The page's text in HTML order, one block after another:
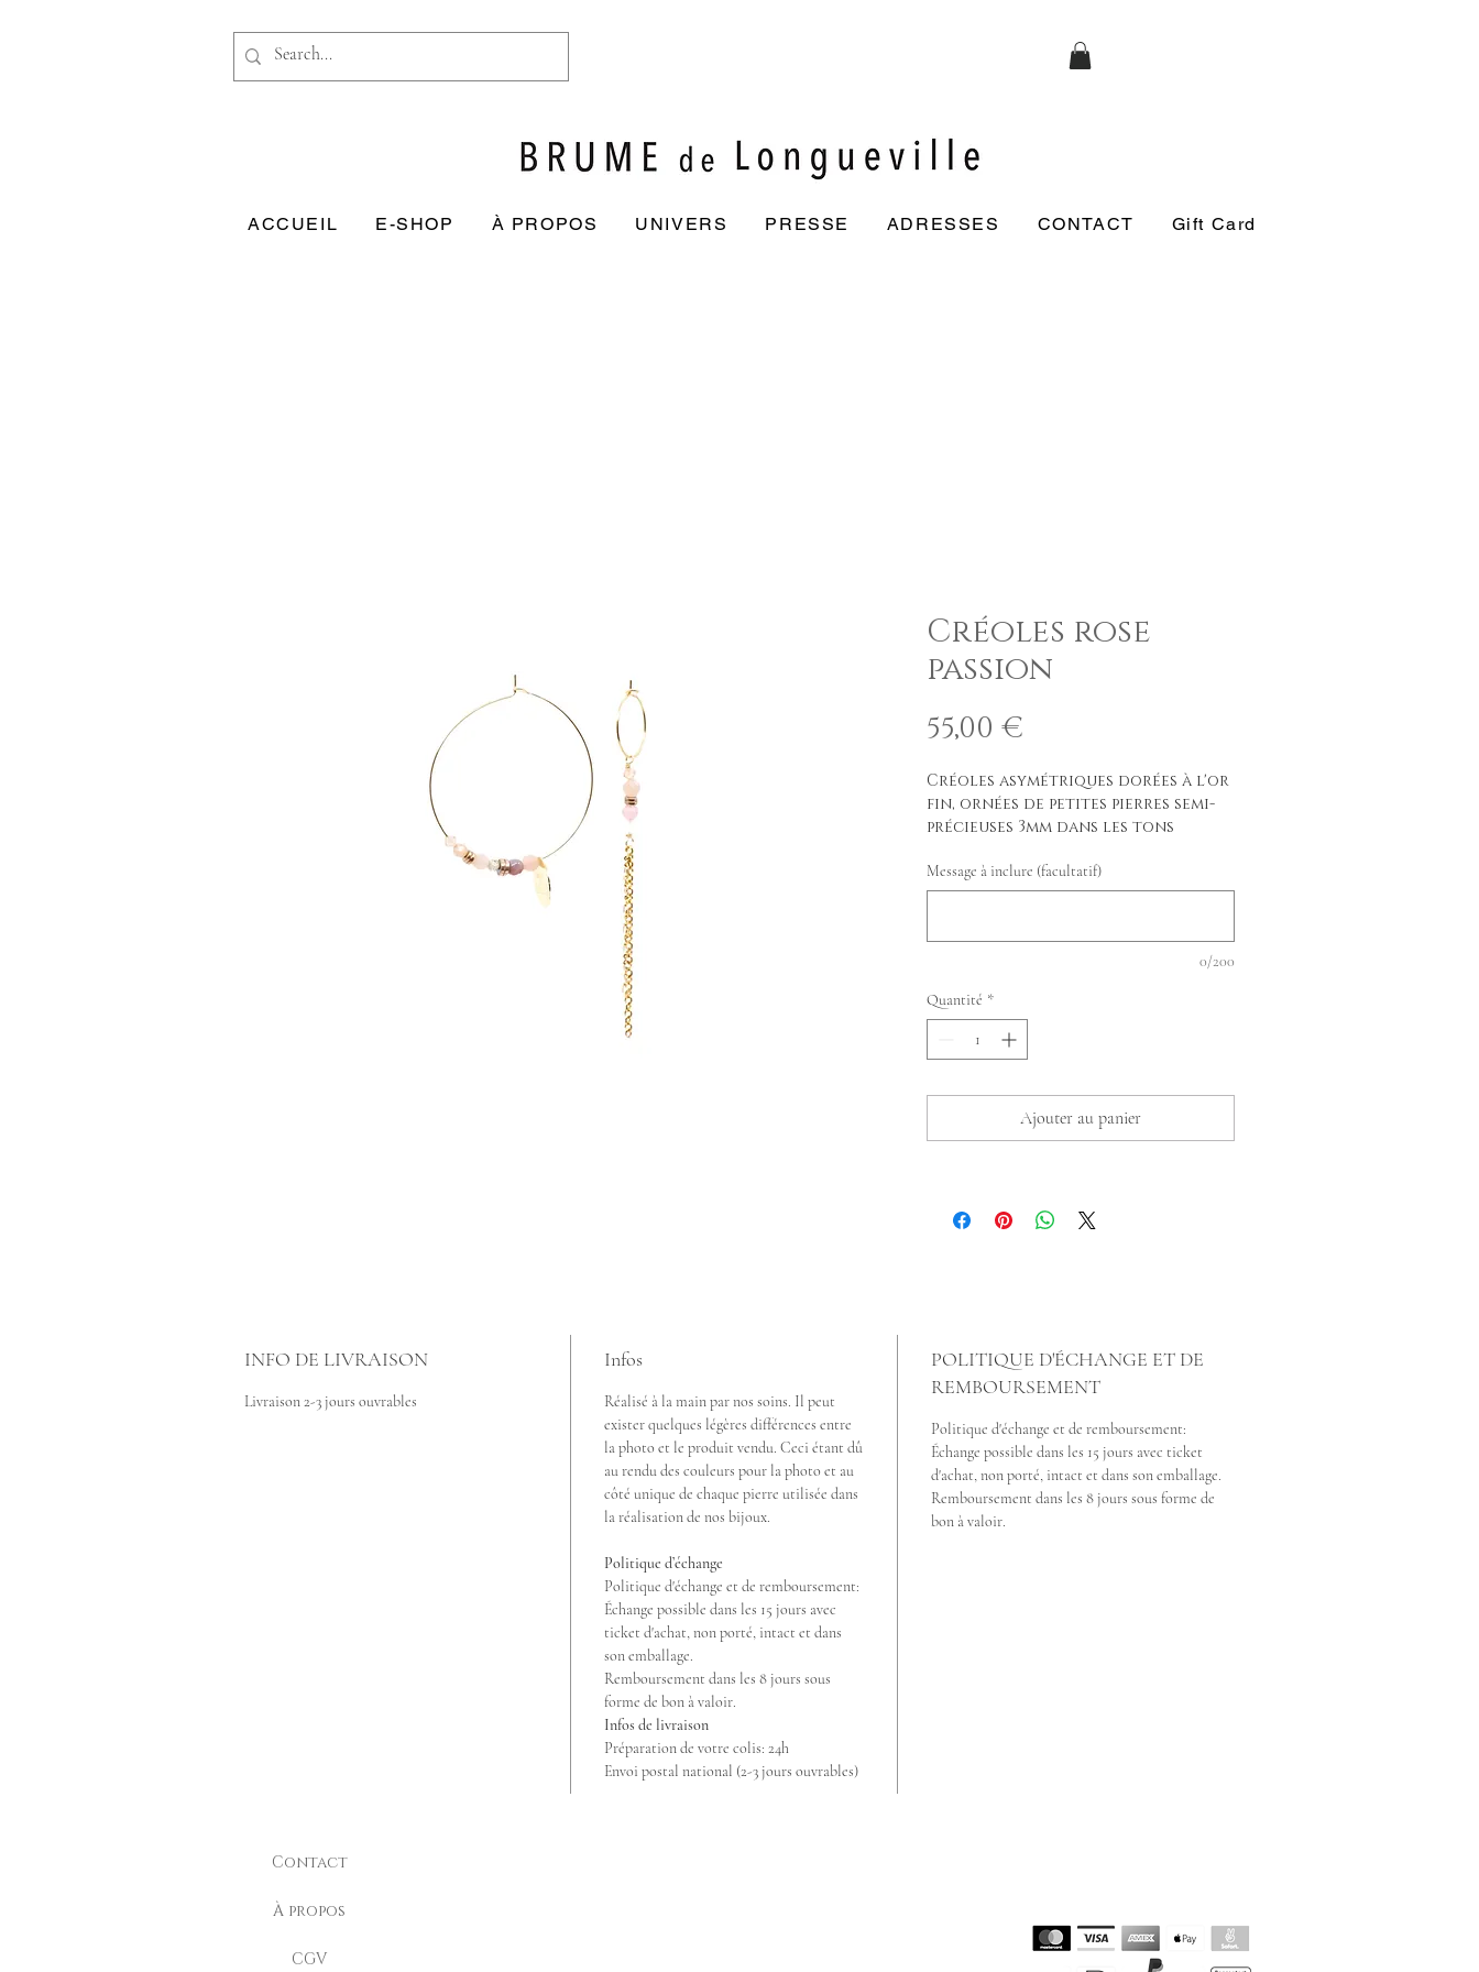
ACCUEIL E-SHOP À PROPOS UNIVERS PRESSE ADRESSES CONTACT Gift Card
Créoles rose
passion
55,00 €
Créoles asymétriques dorées à l'or
fin, ornées de petites pierres semi-
précieuses 3mm dans les tons
prolonger l'une d'entre elles.
Taille; longueur 7,5 cm
Message à inclure (facultatif)
0/200
Quantité *
Ajouter au panier
INFO DE LIVRAISON
Livraison 2-3 jours ouvrables
Infos
Réalisé à la main par nos soins. Il peut
exister quelques légères différences entre
la photo et le produit vendu. Ceci étant dû
au rendu des couleurs pour la photo et au
côté unique de chaque pierre utilisée dans
la réalisation de nos bijoux.
Politique d’échange
Politique d'échange et de remboursement:
Échange possible dans les 15 jours avec
ticket d'achat, non porté, intact et dans
son emballage.
Remboursement dans les 8 jours sous
forme de bon à valoir.
Infos de livraison
Préparation de votre colis: 24h
Envoi postal national (2-3 jours ouvrables)
POLITIQUE D'ÉCHANGE ET DE
REMBOURSEMENT
Politique d'échange et de remboursement:
Échange possible dans les 15 jours avec ticket
d'achat, non porté, intact et dans son emballage.
Remboursement dans les 8 jours sous forme de
bon à valoir.
Contact
À propos
CGV